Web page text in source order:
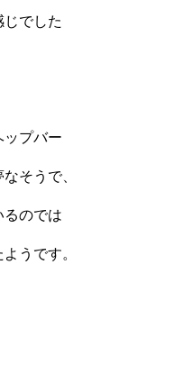
でした
ップバー
そうで、
るのでは
うです。